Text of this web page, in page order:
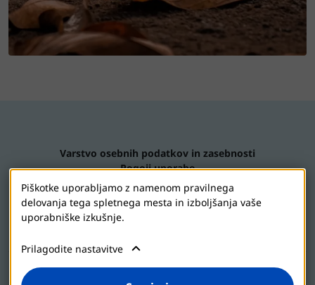
Varstvo osebnih podatkov in zasebnosti
Pogoji uporabe
Kontaktiraj nas
Nastavitve piškotkov
Piškotke uporabljamo z namenom pravilnega
delovanja tega spletnega mesta in izboljšanja vaše
uporabniške izkušnje.
Prilagodite nastavitve